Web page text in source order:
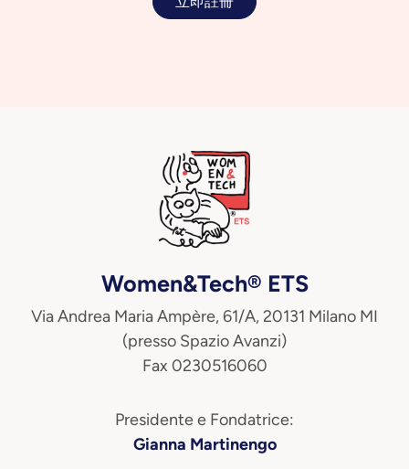
Women&Tech® ETS
Via Andrea Maria Ampère, 61/A, 20131 Milano MI
(presso Spazio Avanzi)
Fax 0230516060
Presidente e Fondatrice:
Gianna Martinengo